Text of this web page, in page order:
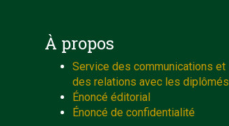
À propos
Service des communications et
des relations avec les diplômés
Énoncé éditorial
Énoncé de confidentialité